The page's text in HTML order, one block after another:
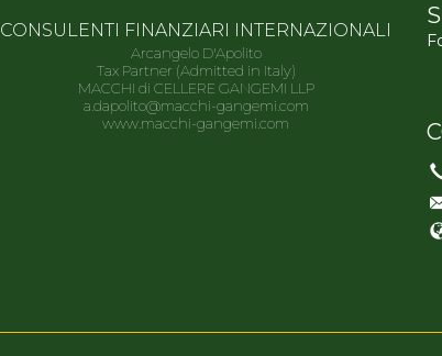
CONSULENTI FINANZIARI INTERNAZIONALI
Arcangelo D'Apolito
Tax Partner (Admitted in Italy)
MACCHI di CELLERE GANGEMI LLP
a.dapolito@macchi-gangemi.com
www.macchi-gangemi.com